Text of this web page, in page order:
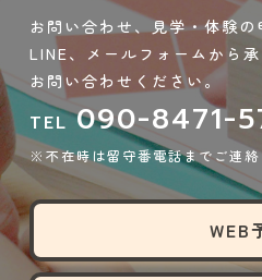
お問い合わせ、見学・体験の
LINE、メールフォームから
お問い合わせください。
TEL090-8471-
※不在時は留守番電話までご連絡
WEB